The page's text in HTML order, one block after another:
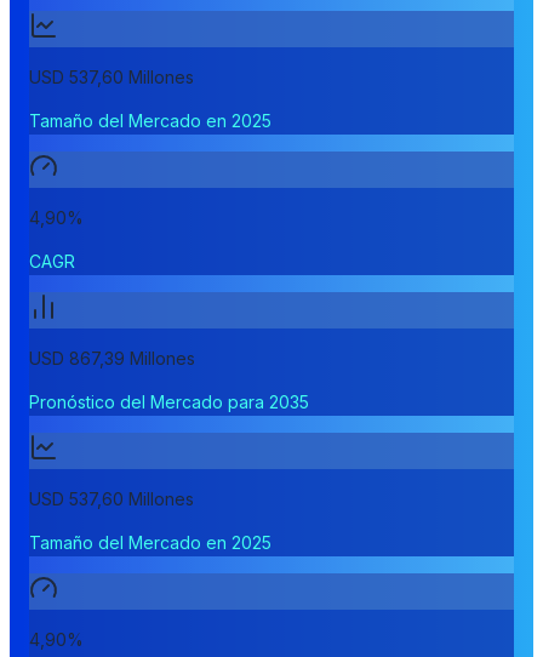
USD 537,60 Millones
Tamaño del Mercado en 2025
4,90%
CAGR
USD 867,39 Millones
Pronóstico del Mercado para 2035
USD 537,60 Millones
Tamaño del Mercado en 2025
4,90%